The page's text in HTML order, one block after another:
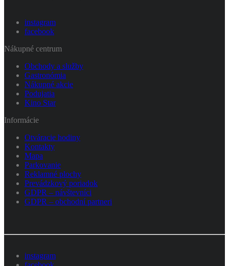
instagram
facebook
Nákupné centrum
Obchody a služby
Gastronómia
Nákupné akcie
Podujatia
Kino Star
Informácie
Otváracie hodiny
Kontakty
Mapa
Parkovanie
Reklamné plochy
Prevádzkový poriadok
GDPR – návštevníci
GDPR – obchodní partneri
instagram